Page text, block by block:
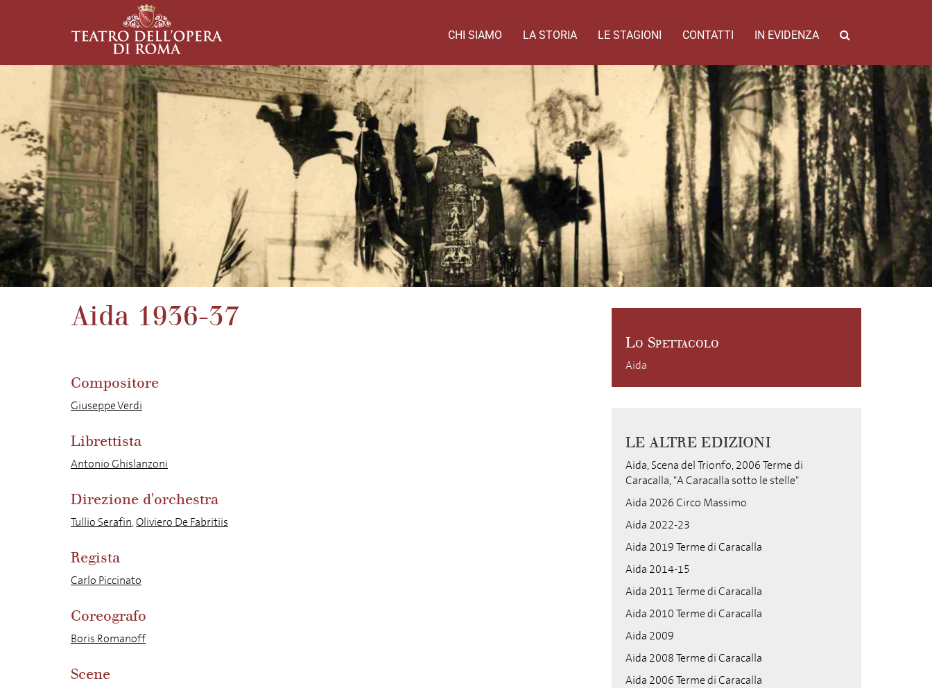
CHI SIAMO LA STORIA LE STAGIONI CONTATTI IN EVIDENZA
Aida 1936-37
Compositore
Giuseppe Verdi
Librettista
Antonio Ghislanzoni
Direzione d'orchestra
Tullio Serafin,Oliviero De Fabritiis
Regista
Carlo Piccinato
Coreografo
Boris Romanoff
Scene
Lo Spettacolo
Aida
LE ALTRE EDIZIONI
Aida, Scena del Trionfo, 2006 Terme di
Caracalla, "A Caracalla sotto le stelle"
Aida 2026 Circo Massimo
Aida 2022-23
Aida 2019 Terme di Caracalla
Aida 2014-15
Aida 2011 Terme di Caracalla
Aida 2010 Terme di Caracalla
Aida 2009
Aida 2008 Terme di Caracalla
Aida 2006 Terme di Caracalla